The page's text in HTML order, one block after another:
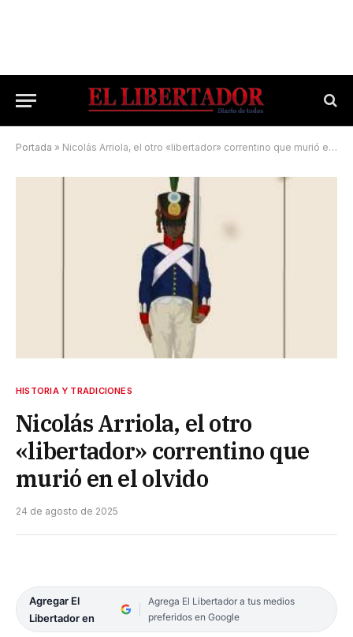
Portada » Nicolás Arriola, el otro «libertador» correntino que murió en el olvido
HISTORIA Y TRADICIONES
Nicolás Arriola, el otro
«libertador» correntino que
murió en el olvido
24 de agosto de 2025
Agregar El
Libertador en
Agrega El Libertador a tus medios
preferidos en Google